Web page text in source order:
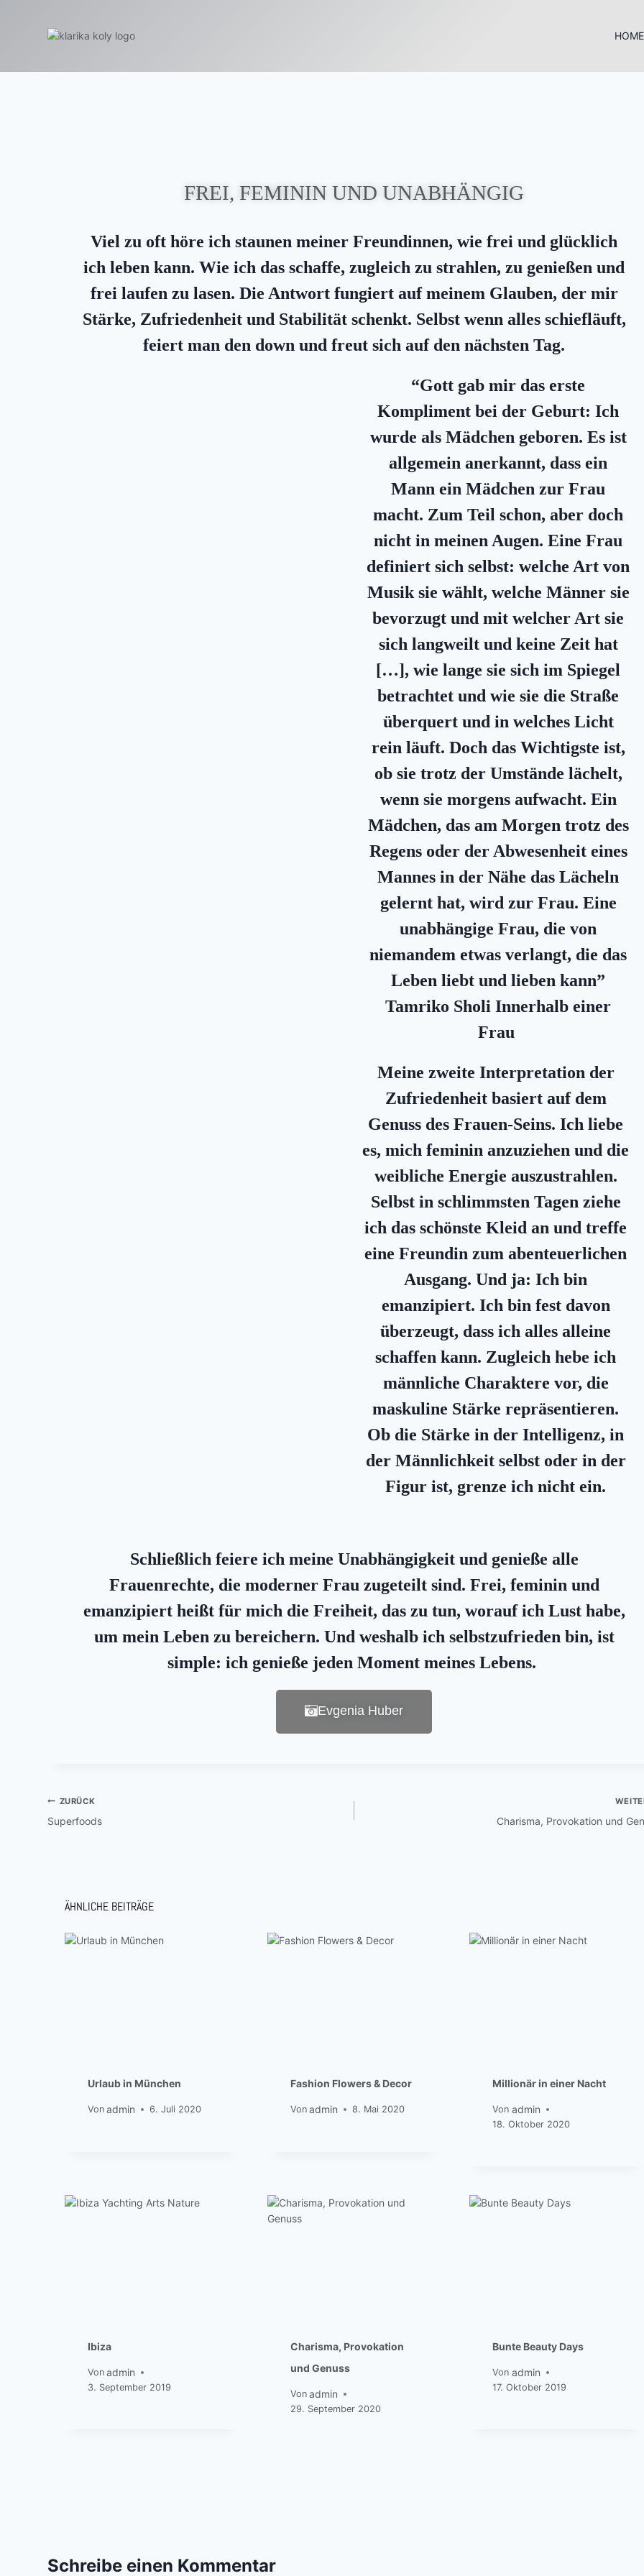
HOME
FREI, FEMININ UND UNABHÄNGIG
Viel zu oft höre ich staunen meiner Freundinnen, wie frei und glücklich
ich leben kann. Wie ich das schaffe, zugleich zu strahlen, zu genießen und
frei laufen zu lasen. Die Antwort fungiert auf meinem Glauben, der mir
Stärke, Zufriedenheit und Stabilität schenkt. Selbst wenn alles schiefläuft,
feiert man den down und freut sich auf den nächsten Tag.
“Gott gab mir das erste
Kompliment bei der Geburt: Ich
wurde als Mädchen geboren. Es ist
allgemein anerkannt, dass ein
Mann ein Mädchen zur Frau
macht. Zum Teil schon, aber doch
nicht in meinen Augen. Eine Frau
definiert sich selbst: welche Art von
Musik sie wählt, welche Männer sie
bevorzugt und mit welcher Art sie
sich langweilt und keine Zeit hat
[…], wie lange sie sich im Spiegel
betrachtet und wie sie die Straße
überquert und in welches Licht
rein läuft. Doch das Wichtigste ist,
ob sie trotz der Umstände lächelt,
wenn sie morgens aufwacht. Ein
Mädchen, das am Morgen trotz des
Regens oder der Abwesenheit eines
Mannes in der Nähe das Lächeln
gelernt hat, wird zur Frau. Eine
unabhängige Frau, die von
niemandem etwas verlangt, die das
Leben liebt und lieben kann”
Tamriko Sholi Innerhalb einer
Frau
Meine zweite Interpretation der
Zufriedenheit basiert auf dem
Genuss des Frauen-Seins. Ich liebe
es, mich feminin anzuziehen und die
weibliche Energie auszustrahlen.
Selbst in schlimmsten Tagen ziehe
ich das schönste Kleid an und treffe
eine Freundin zum abenteuerlichen
Ausgang. Und ja: Ich bin
emanzipiert. Ich bin fest davon
überzeugt, dass ich alles alleine
schaffen kann. Zugleich hebe ich
männliche Charaktere vor, die
maskuline Stärke repräsentieren.
Ob die Stärke in der Intelligenz, in
der Männlichkeit selbst oder in der
Figur ist, grenze ich nicht ein.
Schließlich feiere ich meine Unabhängigkeit und genieße alle
Frauenrechte, die moderner Frau zugeteilt sind. Frei, feminin und
emanzipiert heißt für mich die Freiheit, das zu tun, worauf ich Lust habe,
um mein Leben zu bereichern. Und weshalb ich selbstzufrieden bin, ist
simple: ich genieße jeden Moment meines Lebens.
Evgenia Huber
ZURÜCK
Superfoods Charisma, Provokation und
ÄHNLICHE BEITRÄGE
Urlaub in München
Von admin 6. Juli 2020
Fashion Flowers & Decor
Von admin 8. Mai 2020
Millionär in einer Nacht
Von admin
18. Oktober 2020
Ibiza
Von admin
3. September 2019
Charisma, Provokation
und Genuss
Von admin
29. September 2020
Bunte Beauty Days
Von admin
17. Oktober 2019
Schreibe einen Kommentar